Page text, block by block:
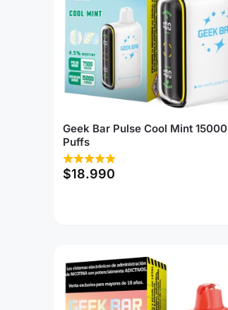
Geek Bar Pulse Cool Mint 15000
Puffs
$18.990